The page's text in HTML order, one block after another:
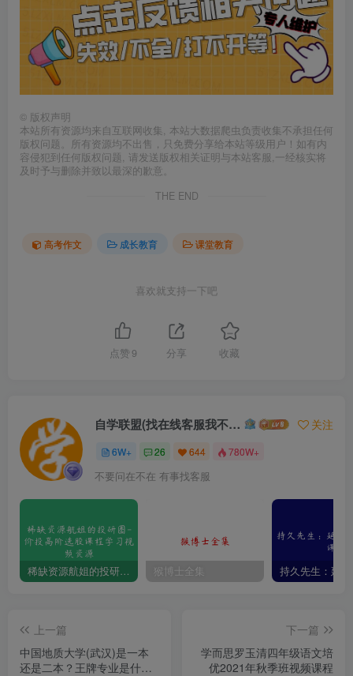
© 版权声明
本站所有资源均来自互联网收集, 本站大数据爬虫负责收集不承担任何
版权问题。所有资源均不出售，只免费分享给本站等级用户！如有内
容侵犯到任何版权问题, 请发送版权相关证明与本站客服,一经核实将
及时予与删除并致以最深的歉意。
THE END
高考作文 成长教育 课堂教育
喜欢就支持一下吧
点赞 9 分享 收藏
自学联盟(找在线客服我不回信息的) 关注
6W+ 26 644 780W+
不要问在不在 有事找客服
稀缺资源航姐的投研圈-价投高阶选股课程学习视频资源 猴博士全集
上一篇
中国地质大学(武汉)是一本
还是二本？王牌专业是什么
下一篇
学而思罗玉清四年级语文培
优2021年秋季班视频课程